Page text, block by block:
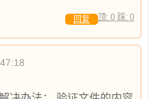
顶: 0 踩: 0
回复